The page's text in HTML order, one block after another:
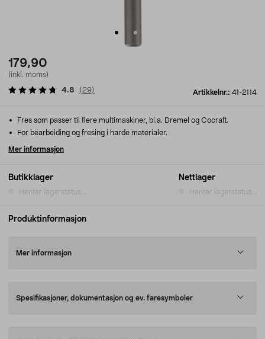
179,90
(inkl. moms)
Artikkelnr.: 41-2114
4.8 ( 29)
Butikklager
Henter lagerstatus...
Nettlager
Henter lagerstatus...
Fres som passer til flere multimaskiner, bl.a. Dremel og Cocraft.
For bearbeiding og fresing i harde materialer.
Mer informasjon
Produktinformasjon
Mer informasjon
Spesifikasjoner, dokumentasjon og ev. faresymboler